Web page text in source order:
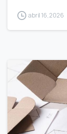
abril 16, 2026